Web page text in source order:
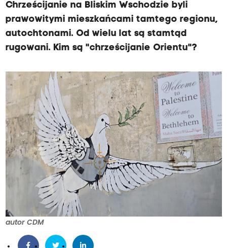
Chrześcijanie na Bliskim Wschodzie byli
prawowitymi mieszkańcami tamtego regionu,
autochtonami. Od wielu lat są stamtąd
rugowani. Kim są "chrześcijanie Orientu"?
autor CDM